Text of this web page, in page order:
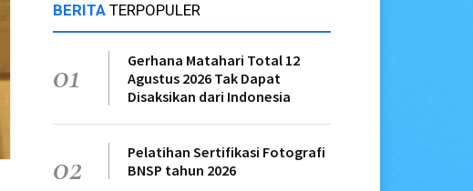
BERITA TERPOPULER
01
Gerhana Matahari Total 12
Agustus 2026 Tak Dapat
Disaksikan dari Indonesia
02
Pelatihan Sertifikasi Fotografi
BNSP tahun 2026